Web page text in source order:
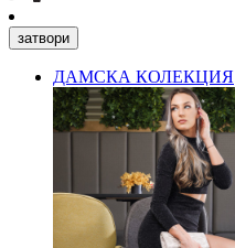
затвори
ДАМСКА КОЛЕКЦИЯ